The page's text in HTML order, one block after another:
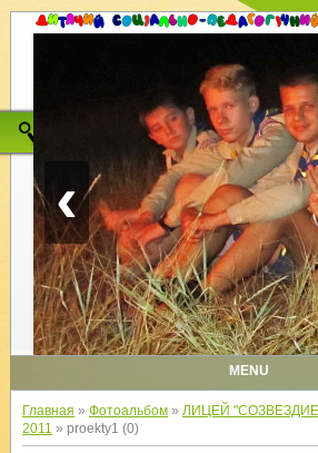
‹
MENU
Главная » Фотоальбом» ЛИЦЕЙ
2011 » proekty1 (0)